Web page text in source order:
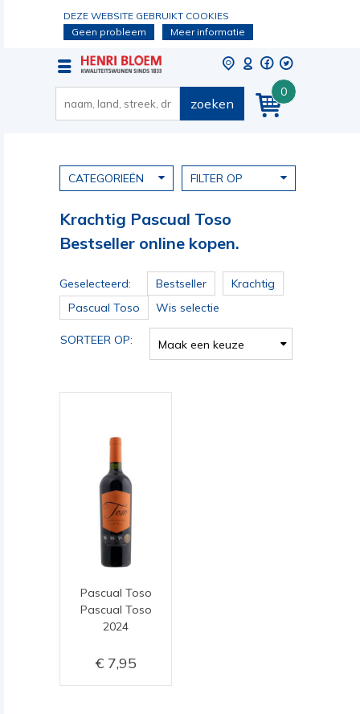
DEZE WEBSITE GEBRUIKT COOKIES
Geen probleem
Meer informatie
0
zoeken
CATEGORIEËN FILTER OP
Krachtig Pascual Toso
Bestseller online kopen.
Geselecteerd: Bestseller
Krachtig
Pascual Toso
Wis selectie
SORTEER OP: Maak een keuze
Pascual Toso
Pascual Toso
2024
7,95